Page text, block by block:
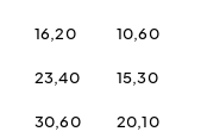
16,20 10,60
23,40 15,30
30,60 20,10